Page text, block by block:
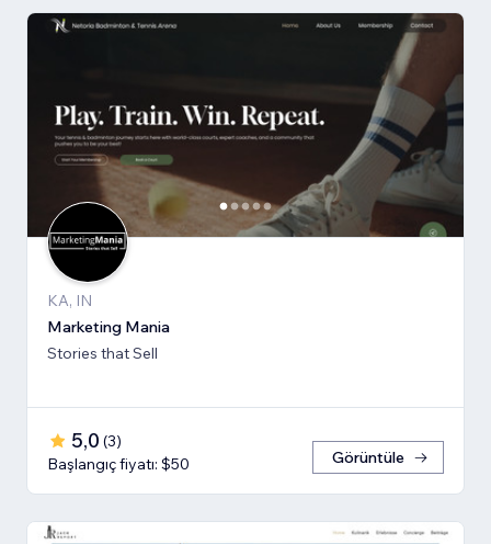
KA, IN
Marketing Mania
Stories that Sell
5,0 (3)
Başlangıç fiyatı: $50
Görüntüle